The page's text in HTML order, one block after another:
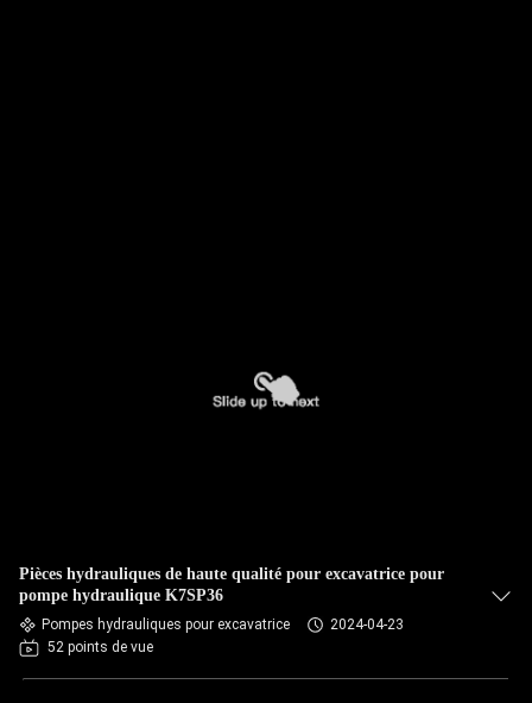
Pièces hydrauliques de haute qualité pour excavatrice pour
pompe hydraulique K7SP36
Pompes hydrauliques pour excavatrice
2024-04-23
52 points de vue